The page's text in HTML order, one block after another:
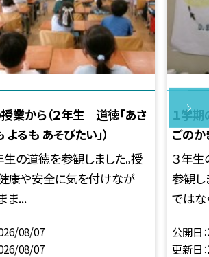
業から（２年生 道徳「あさ
るも あそびたい」）
生の道徳を参観しました。授
康や安全に気を付けなが
ま...
08/07
08/07
１学
ごのか
３年生
参観し
ではな
公開日
更新日